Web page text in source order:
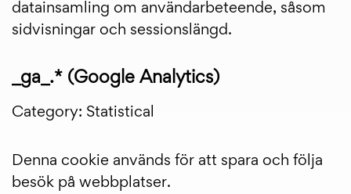
datainsamling om användarbeteende, såsom
sidvisningar och sessionslängd.
_ga_.* (Google Analytics)
Category: Statistical
Denna cookie används för att spara och följa
besök på webbplatser.